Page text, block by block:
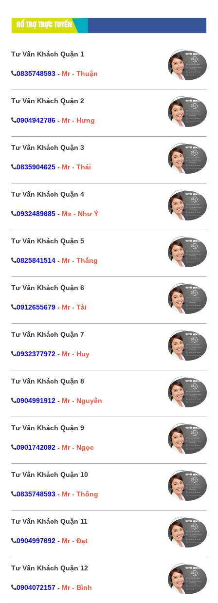
HỔ TRỢ TRỰC TUYẾN
Tư Vấn Khách Quận 1
0835748593 - Mr - Thuận
Tư Vấn Khách Quận 2
0904942786 - Mr - Hưng
Tư Vấn Khách Quận 3
0835904625 - Mr - Thái
Tư Vấn Khách Quận 4
0932489685 - Ms - Như Ý
Tư Vấn Khách Quận 5
0825841514 - Mr - Thắng
Tư Vấn Khách Quận 6
0912655679 - Mr - Tài
Tư Vấn Khách Quận 7
0932377972 - Mr - Huy
Tư Vấn Khách Quận 8
0904991912 - Mr - Nguyên
Tư Vấn Khách Quận 9
0901742092 - Mr - Ngọc
Tư Vấn Khách Quận 10
0835748593 - Mr - Thông
Tư Vấn Khách Quận 11
0904997692 - Mr - Đạt
Tư Vấn Khách Quận 12
0904072157 - Mr - Bình